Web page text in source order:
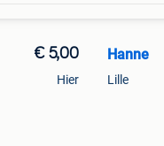
€ 5,00
Hier
Hanne
Lille